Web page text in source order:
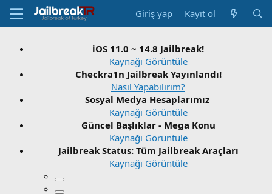
Giriş yap Kayıt ol
iOS 11.0 ~ 14.8 Jailbreak!
Kaynağı Görüntüle
Checkra1n Jailbreak Yayınlandı!
Nasıl Yapabilirim?
Sosyal Medya Hesaplarımız
Kaynağı Görüntüle
Güncel Başlıklar - Mega Konu
Kaynağı Görüntüle
Jailbreak Status: Tüm Jailbreak Araçları
Kaynağı Görüntüle